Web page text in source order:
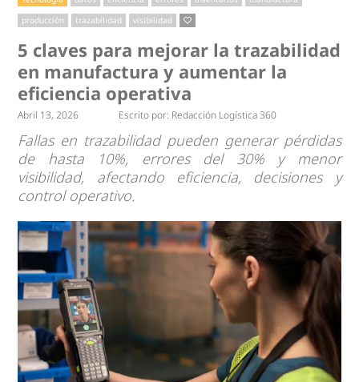
producción
trazabilidad visibilidad
5 claves para mejorar la trazabilidad
en manufactura y aumentar la
eficiencia operativa
Abril 13, 2026 Escrito por: Redacción Logística 360
Fallas en trazabilidad pueden generar pérdidas
de hasta 10%, errores del 30% y menor
visibilidad, afectando eficiencia, decisiones y
control operativo.